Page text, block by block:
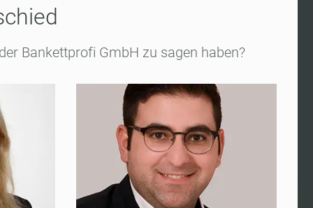
Bankettprofi GmbH zu sagen haben?